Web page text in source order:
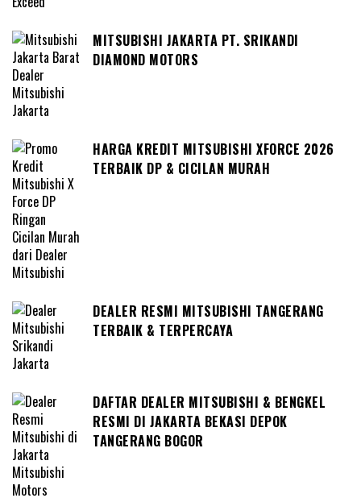
MITSUBISHI JAKARTA PT. SRIKANDI
DIAMOND MOTORS
HARGA KREDIT MITSUBISHI XFORCE 2026
TERBAIK DP & CICILAN MURAH
DEALER RESMI MITSUBISHI TANGERANG
TERBAIK & TERPERCAYA
DAFTAR DEALER MITSUBISHI & BENGKEL
RESMI DI JAKARTA BEKASI DEPOK
TANGERANG BOGOR